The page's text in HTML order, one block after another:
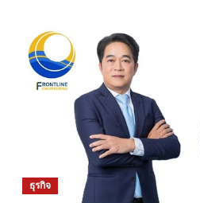
ธุรกิจ